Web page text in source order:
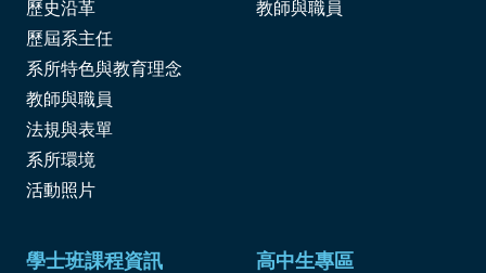
歷史沿革
歷屆系主任
系所特色與教育理念
教師與職員
法規與表單
系所環境
活動照片
教師與職員
學士班課程資訊 高中生專區